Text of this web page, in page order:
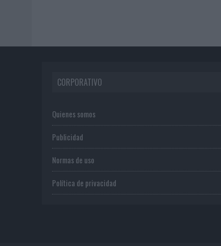
CORPORATIVO
Quienes somos
Publicidad
Normas de uso
Política de privacidad